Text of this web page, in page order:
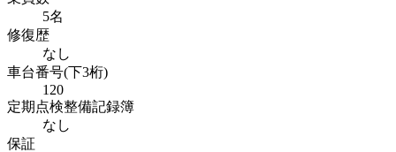
5名
修復歴
なし
車台番号(下3桁)
120
定期点検整備記録簿
なし
保証